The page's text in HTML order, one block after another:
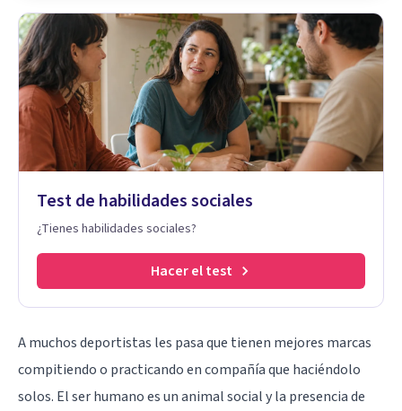
Test de habilidades sociales
¿Tienes habilidades sociales?
Hacer el test
A muchos deportistas les pasa que tienen mejores marcas
compitiendo o practicando en compañía que haciéndolo
solos. El ser humano es un animal social y la presencia de